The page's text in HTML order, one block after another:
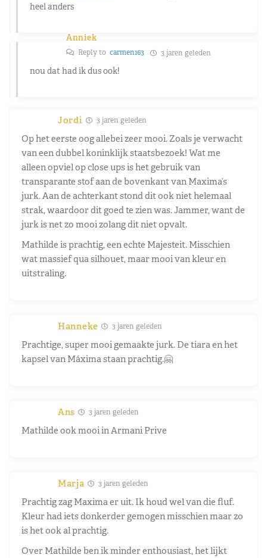
heel anders
Anniek
Reply to carmen163 3 jaren geleden
nou dat had ik dus ook!
Jordi 3 jaren geleden
Op het eerste oog allebei zeer mooi. Zoals je verwacht
van een dubbel koninklijk staatsbezoek! Wat me
alleen opviel op close ups is het gebruik van
transparante stof aan de bovenkant van Maxima’s
jurk. Aan de achterkant stond dit ook niet helemaal
strak, waardoor dit goed te zien was. Jammer, want de
jurk is net zo mooi zolang dit niet opvalt.
Mathilde is prachtig, een echte Majesteit. Misschien
wat massief qua silhouet, maar mooi van kleur en
uitstraling.
Hanneke 3 jaren geleden
Prachtige, super mooi gemaakte jurk. De tiara en het
kapsel van Máxima staan prachtig.🤗
Ans 3 jaren geleden
Mathilde ook mooi in Armani Prive
Marja 3 jaren geleden
Prachtig zag Maxima er uit. Ik houd wel van die fluf.
Kleur had iets donkerder gemogen misschien maar zo
is het ook al prachtig.
Over Mathilde ben ik minder enthousiast, het lijkt